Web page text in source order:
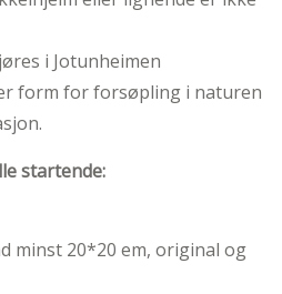
i Jotunheimen
form for forsøpling i naturen
startende:
minst 20*20 em, original og